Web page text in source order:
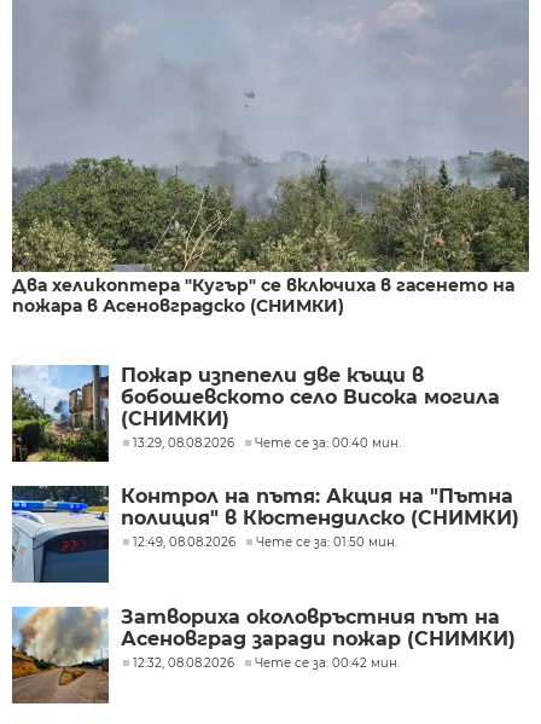
Два хеликоптера "Кугър" се включиха в гасенето на
пожара в Асеновградско (СНИМКИ)
Пожар изпепели две къщи в
бобошевското село Висока могила
(СНИМКИ)
13:29, 08.08.2026 Чете се за: 00:40 мин.
Контрол на пътя: Акция на "Пътна
полиция" в Кюстендилско (СНИМКИ)
12:49, 08.08.2026 Чете се за: 01:50 мин.
Затвориха околовръстния път на
Асеновград заради пожар (СНИМКИ)
12:32, 08.08.2026 Чете се за: 00:42 мин.